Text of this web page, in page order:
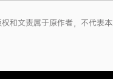
和文责属于原作者，不代表